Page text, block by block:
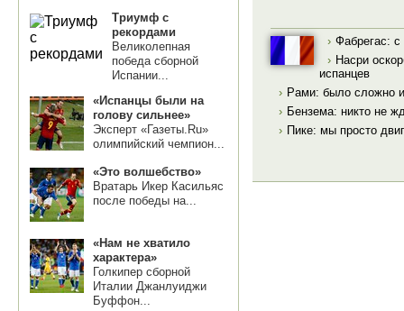
Триумф с
рекордами
Великолепная
победа сборной
Испании...
«Испанцы были на
голову сильнее»
Эксперт «Газеты.Ru»
олимпийский чемпион...
«Это волшебство»
Вратарь Икер Касильяс
после победы на...
«Нам не хватило
характера»
Голкипер сборной
Италии Джанлуиджи
Буффон...
› Фабрегас: с
› Насри
испанцев
› Рами: было сложно
› Бензема: никто не
› Пике: мы просто